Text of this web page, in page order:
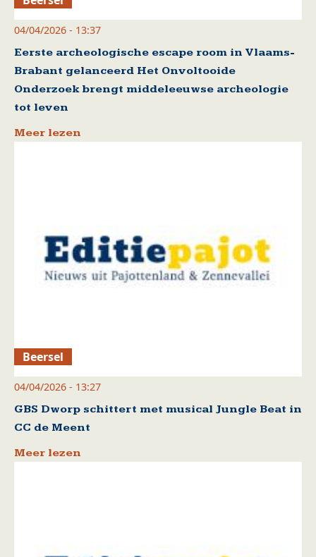
04/04/2026 - 13:37
Eerste archeologische escape room in Vlaams-
Brabant gelanceerd Het Onvoltooide
Onderzoek brengt middeleeuwse archeologie
tot leven
Meer lezen
Beersel
04/04/2026 - 13:27
GBS Dworp schittert met musical Jungle Beat in
CC de Meent
Meer lezen